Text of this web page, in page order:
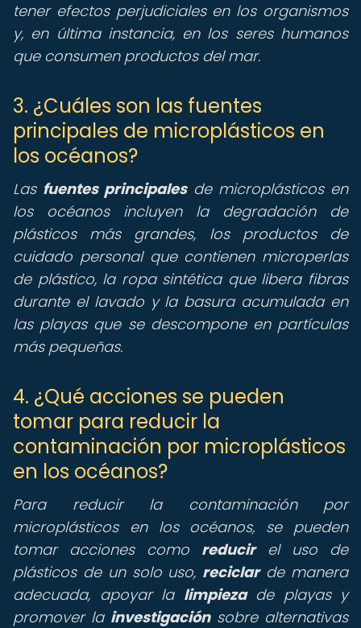
tener efectos perjudiciales en los organismos
y, en última instancia, en los seres humanos
que consumen productos del mar.
3. ¿Cuáles son las fuentes
principales de microplásticos en
los océanos?
Las fuentes principalesde microplásticos en
los océanos incluyen la degradación de
plásticos más grandes, los productos de
cuidado personal que contienen microperlas
de plástico, la ropa sintética que libera fibras
durante el lavado y la basura acumulada en
las playas que se descompone en partículas
más pequeñas.
4. ¿Qué acciones se pueden
tomar para reducir la
contaminación por microplásticos
en los océanos?
Para reducir la contaminación por
microplásticos en los océanos, se pueden
tomar acciones como reducirel uso de
plásticos de un solo uso, reciclarde manera
adecuada, apoyar la limpiezade playas y
promover la investigaciónsobre alternativas